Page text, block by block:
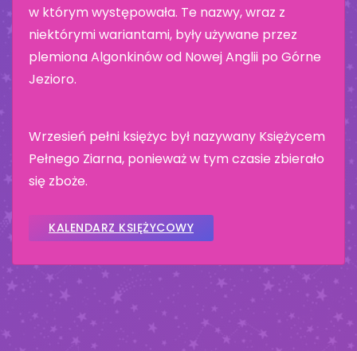
w którym występowała. Te nazwy, wraz z
niektórymi wariantami, były używane przez
plemiona Algonkinów od Nowej Anglii po Górne
Jezioro.
Wrzesień pełni księżyc był nazywany Księżycem
Pełnego Ziarna, ponieważ w tym czasie zbierało
się zboże.
KALENDARZ KSIĘŻYCOWY